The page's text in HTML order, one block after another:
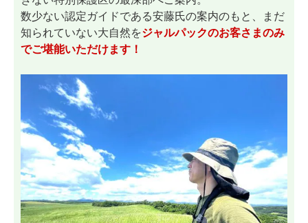
数少ない認定ガイドである安藤氏の案内のもと、まだ
知られていない大自然をジャルパックのお客さまのみ
でご堪能いただけます！